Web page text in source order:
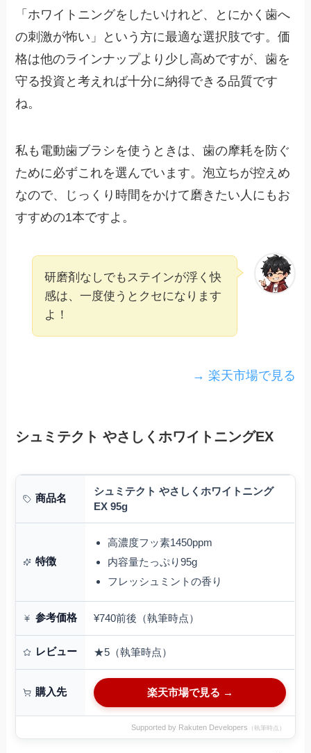
「ホワイトニングをしたいけれど、とにかく歯へ
の刺激が怖い」という方に最適な選択肢です。価
格は他のラインナップより少し高めですが、歯を
守る投資と考えれば十分に納得できる品質です
ね。
私も電動歯ブラシを使うときは、歯の摩耗を防ぐ
ために必ずこれを選んでいます。泡立ちが控えめ
なので、じっくり時間をかけて磨きたい人にもお
すすめの1本ですよ。
研磨剤なしでもステインが浮く快
感は、一度使うとクセになります
よ！
→ 楽天市場で見る
シュミテクト やさしくホワイトニングEX
商品名
シュミテクト やさしくホワイトニング
EX 95g
特徴
高濃度フッ素1450ppm
内容量たっぷり95g
フレッシュミントの香り
参考価格 ¥740前後（執筆時点）
レビュー ★5（執筆時点）
購入先 楽天市場で見る →
Supported by Rakuten Developers （執筆時点）